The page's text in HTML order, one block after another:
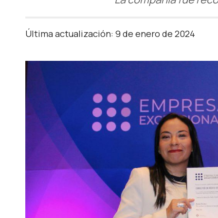
Última actualización: 9 de enero de 2024